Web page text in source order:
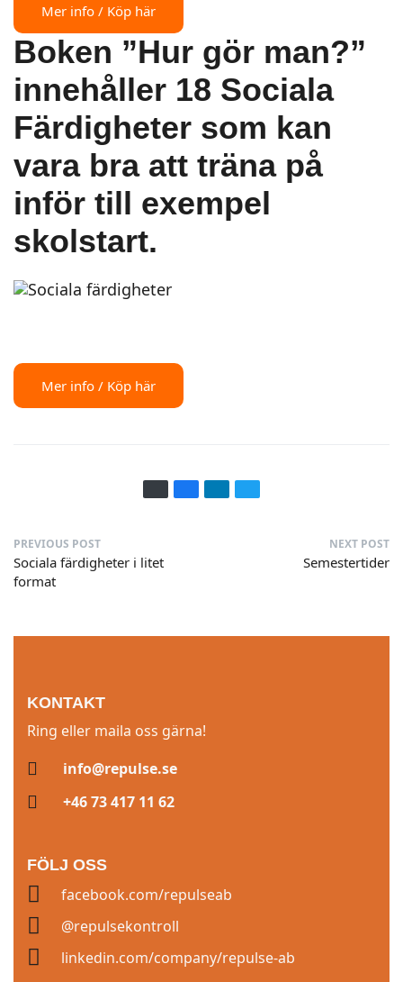
Mer info / Köp här
Boken ”Hur gör man?”
innehåller 18 Sociala
Färdigheter som kan
vara bra att träna på
inför till exempel
skolstart.
Mer info / Köp här
PREVIOUS POST
Sociala färdigheter i litet
format
NEXT POST
Semestertider
KONTAKT
Ring eller maila oss gärna!
info@repulse.se
+46 73 417 11 62
FÖLJ OSS
facebook.com/repulseab
@repulsekontroll
linkedin.com/company/repulse-ab